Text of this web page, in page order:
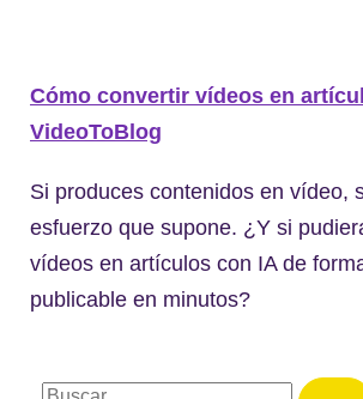
Cómo convertir vídeos en
VideoToBlog
Si produces contenidos en vídeo,
esfuerzo que supone. ¿Y si
vídeos en artículos con IA de
publicable en minutos?